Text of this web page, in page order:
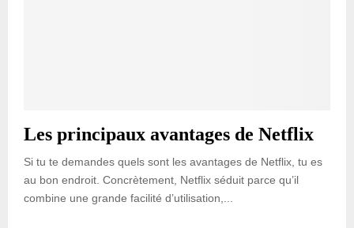
Les principaux avantages de Netflix
Si tu te demandes quels sont les avantages de Netflix, tu es
au bon endroit. Concrètement, Netflix séduit parce qu’il
combine une grande facilité d’utilisation,...